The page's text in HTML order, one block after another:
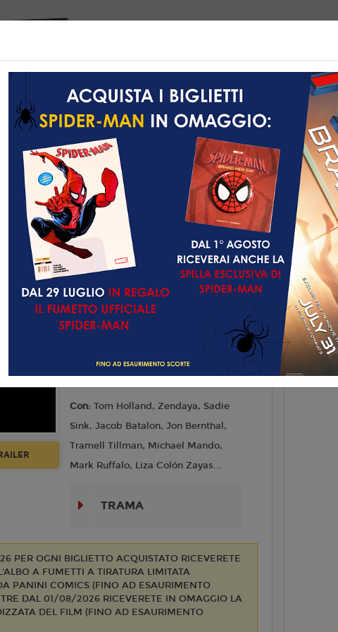
Home | Biglietteria Prossimamente Listino
BRAND NEW DAY
PREMIÈRE
Durata: 144 min
Genere: Avventura, Fantascienza,
Azione
Regia:Destin Daniel Cretton
Con:Tom Holland, Zendaya, Sadie
Sink, Jacob Batalon, Jon Bernthal,
Tramell Tillman, Michael Mando,
Mark Ruffalo, Liza Colón Zayas...
TRAMA
PER OGNI BIGLIETTO ACQUISTATO RICEVERETE
A FUMETTI A TIRATURA LIMITATA
PANINI COMICS (FINO AD ESAURIMENTO
DAL 01/08/2026 RICEVERETE IN OMAGGIO LA
DEL FILM (FINO AD ESAURIMENTO